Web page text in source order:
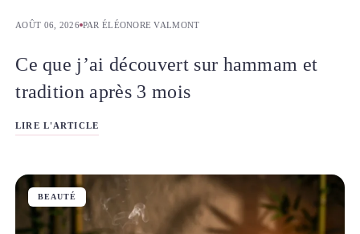
AOÛT 06, 2026 PAR ÉLÉONORE VALMONT
Ce que j’ai découvert sur hammam et
tradition après 3 mois
LIRE L'ARTICLE
BEAUTÉ